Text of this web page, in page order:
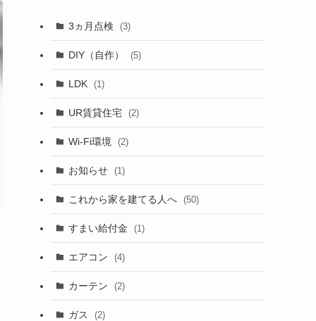
3ヵ月点検 (3)
DIY（自作） (5)
LDK (1)
UR賃貸住宅 (2)
Wi-Fi環境 (2)
お知らせ (1)
これから家を建てる人へ (50)
すまい給付金 (1)
エアコン (4)
カーテン (2)
ガス (2)